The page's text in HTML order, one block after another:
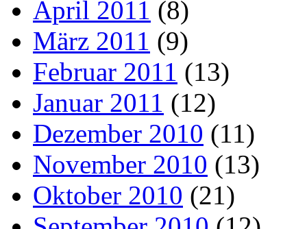
April 2011 (8)
März 2011 (9)
Februar 2011 (13)
Januar 2011 (12)
Dezember 2010 (11)
November 2010 (13)
Oktober 2010 (21)